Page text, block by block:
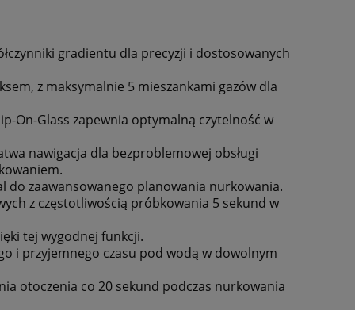
gradientu dla precyzji i dostosowanych
z maksymalnie 5 mieszankami gazów dla
On-Glass zapewnia optymalną czytelność w
nawigacja dla bezproblemowej obsługi
do zaawansowanego planowania nurkowania.
z częstotliwością próbkowania 5 sekund w
tej wygodnej funkcji.
i przyjemnego czasu pod wodą w dowolnym
otoczenia co 20 sekund podczas nurkowania